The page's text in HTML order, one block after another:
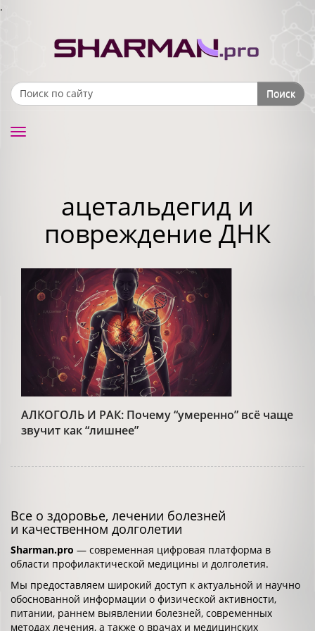
.
Search form Поиск
Toggle
ацетальдегид и
повреждение ДНК
АЛКОГОЛЬ И РАК: Почему “умеренно” всё чаще
звучит как “лишнее”
Все о здоровье, лечении болезней
и качественном долголетии
Sharman.pro — современная цифровая платформа в
области профилактической медицины и долголетия.
Мы предоставляем широкий доступ к актуальной и научно
обоснованной информации о физической активности,
питании, раннем выявлении болезней, современных
методах лечения, а также о врачах и медицинских